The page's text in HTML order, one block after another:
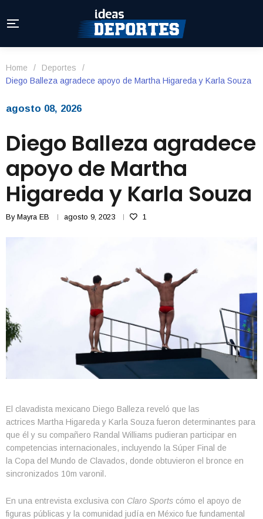
Home / Deportes
/
Diego Balleza agradece apoyo de Martha Higareda y Karla Souza
agosto 08, 2026
Diego Balleza agradece
apoyo de Martha
Higareda y Karla Souza
By Mayra EB agosto 9, 2023 1
El clavadista mexicano Diego Balleza reveló que las
actrices Martha Higareda y Karla Souza fueron determinantes para
que él y su compañero Randal Williams pudieran participar en
competencias internacionales, incluyendo la Súper Final de
la Copa del Mundo de Clavados, donde obtuvieron el bronce en
sincronizados 10m varonil.
En una entrevista exclusiva con Claro Sports cómo el apoyo de
figuras públicas y la comunidad judía en México fue fundamental